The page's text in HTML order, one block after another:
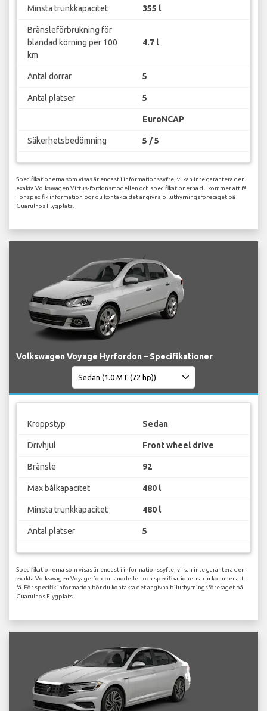
Minsta trunkkapacitet 355 l
Bränsleförbrukning för
blandad körning per 100
km
4.7 l
Antal dörrar 5
Antal platser 5
EuroNCAP
Säkerhetsbedömning 5 / 5
Specifikationerna som visas är endast i informationssyfte, vi kan inte garantera den
exakta Volkswagen Virtus-fordonsmodellen och specifikationerna du kommer att få.
För specifik information bör du kontakta det angivna biluthyrningsföretaget på
Guarulhos Flygplats.
Volkswagen Voyage Hyrfordon – Specifikationer
Kroppstyp Sedan
Drivhjul Front wheel drive
Bränsle 92
Max bålkapacitet 480 l
Minsta trunkkapacitet 480 l
Antal platser 5
Specifikationerna som visas är endast i informationssyfte, vi kan inte garantera den
exakta Volkswagen Voyage-fordonsmodellen och specifikationerna du kommer att
få. För specifik information bör du kontakta det angivna biluthyrningsföretaget på
Guarulhos Flygplats.